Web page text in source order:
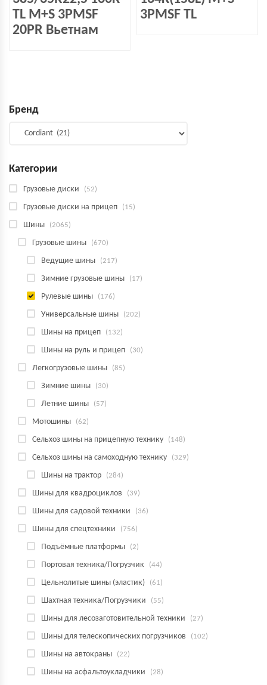
TL M+S 3PMSF
20PR Вьетнам
3PMSF TL
Бренд
Категории
Грузовые диски (52)
Грузовые диски на прицеп (15)
Шины (2065)
Грузовые шины (670)
Ведущие шины (217)
Зимние грузовые шины (17)
Рулевые шины (176)
Универсальные шины (202)
Шины на прицеп (132)
Шины на руль и прицеп (30)
Легкогрузовые шины (85)
Зимние шины (30)
Летние шины (57)
Мотошины (62)
Сельхоз шины на прицепную технику (148)
Сельхоз шины на самоходную технику (329)
Шины на трактор (284)
Шины для квадроциклов (39)
Шины для садовой техники (36)
Шины для спецтехники (756)
Подъёмные платформы (2)
Портовая техника/Погрузчик (44)
Цельнолитые шины (эластик) (61)
Шахтная техника/Погрузчики (55)
Шины для лесозаготовительной техники (27)
Шины для телескопических погрузчиков (102)
Шины на автокраны (22)
Шины на асфальтоукладчики (28)